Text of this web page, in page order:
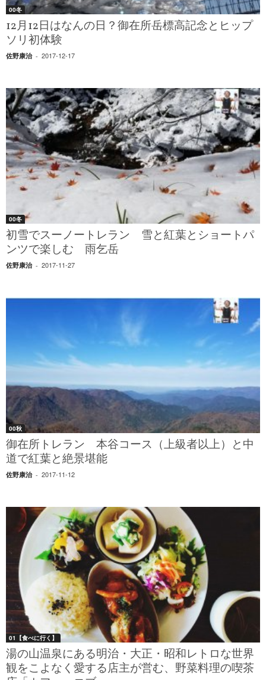
00冬
12月12日はなんの日？御在所岳標高記念とヒップ
ソリ初体験
佐野康治 - 2017-12-17
00冬
初雪でスーノートレラン 雪と紅葉とショートパ
ンツで楽しむ 雨乞岳
佐野康治 - 2017-11-27
00秋
御在所トレラン 本谷コース（上級者以上）と中
道で紅葉と絶景堪能
佐野康治 - 2017-11-12
01【食べに行く】
湯の山温泉にある明治・大正・昭和レトロな世界
観をこよなく愛する店主が営む、野菜料理の喫茶